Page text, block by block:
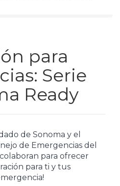
para
Serie
Ready
de Sonoma y el
de Emergencias del
para ofrecer
para ti y tus